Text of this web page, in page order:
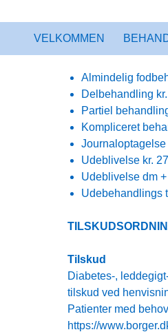
HOP TIL INDHOLD
VELKOMMEN
PRISER
Almindelig
Delbehandling
Partiel
Kompliceret
Journaloptagelse
Udeblivelse kr.
Udeblivelse dm
Udebehandlings
Tilskud
Diabetes-,
tilskud ved
Patienter med
https://